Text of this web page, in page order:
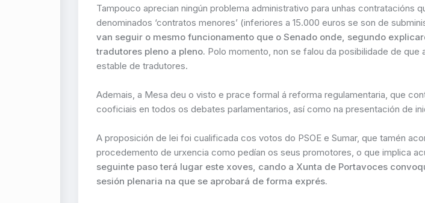
Tampouco aprecian ningún problema administrativo para unhas contratacións
denominados ‘contratos menores’ (inferiores a 15.000 euros se son de
van seguir o mesmo funcionamento que o Senado onde, segundo
tradutores pleno a pleno. Polo momento, non se falou da posibilidade de que
estable de tradutores.
Ademais, a Mesa deu o visto e prace formal á reforma regulamentaria, que
cooficiais en todos os debates parlamentarios, así como na presentación de
A proposición de lei foi cualificada cos votos do PSOE e Sumar, que tamén
procedemento de urxencia como pedían os seus promotores, o que implica
seguinte paso terá lugar este xoves, cando a Xunta de Portavoces
sesión plenaria na que se aprobará de forma exprés.